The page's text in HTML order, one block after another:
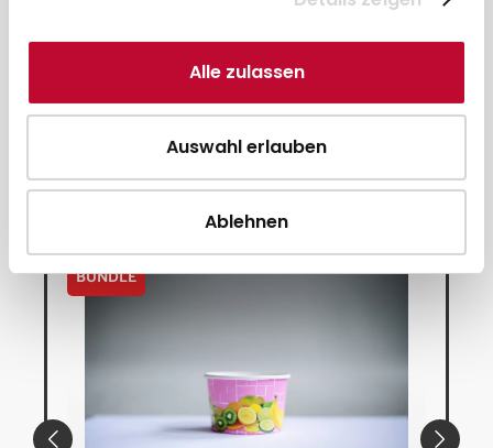
Alle zulassen
Auswahl erlauben
Ablehnen
Beschreibung
Ähnliche Produkte
BUNDLE